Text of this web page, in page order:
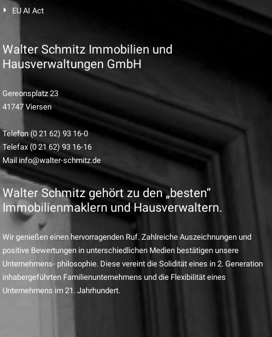
EU AI Act
Walter Schmitz Immobilien und
Hausverwaltungen GmbH
Gereonsplatz 23
41747 Viersen
Telefon (0 21 62) 93 16-0
Telefax (0 21 62) 93 16-16
Mail info@walter-schmitz.de
Walter Schmitz gehört zu den „besten“
Immobilienmaklern und Hausverwaltern.
Wir genießen einen hervorragenden Ruf. Zahlreiche Auszeichnungen und
positive Bewertungen in unterschiedlichen Medien bestätigen unsere
Unternehmens- philosophie. Diese vereint die Solidität eines in 2. Generation
inhabergeführten Familienunternehmens und die Flexibilität eines
Unternehmens im 21. Jahrhundert.